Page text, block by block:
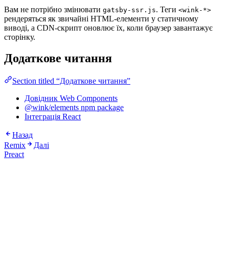
Вам не потрібно змінювати gatsby-ssr.js. Теги <wink-*>
рендеряться як звичайні HTML-елементи у статичному
виводі, а CDN-скрипт оновлює їх, коли браузер завантажує
сторінку.
Додаткове читання
Section titled “Додаткове читання”
Довідник Web Components
@wink/elements npm package
Інтеграція React
Назад
Remix
Далі
Preact